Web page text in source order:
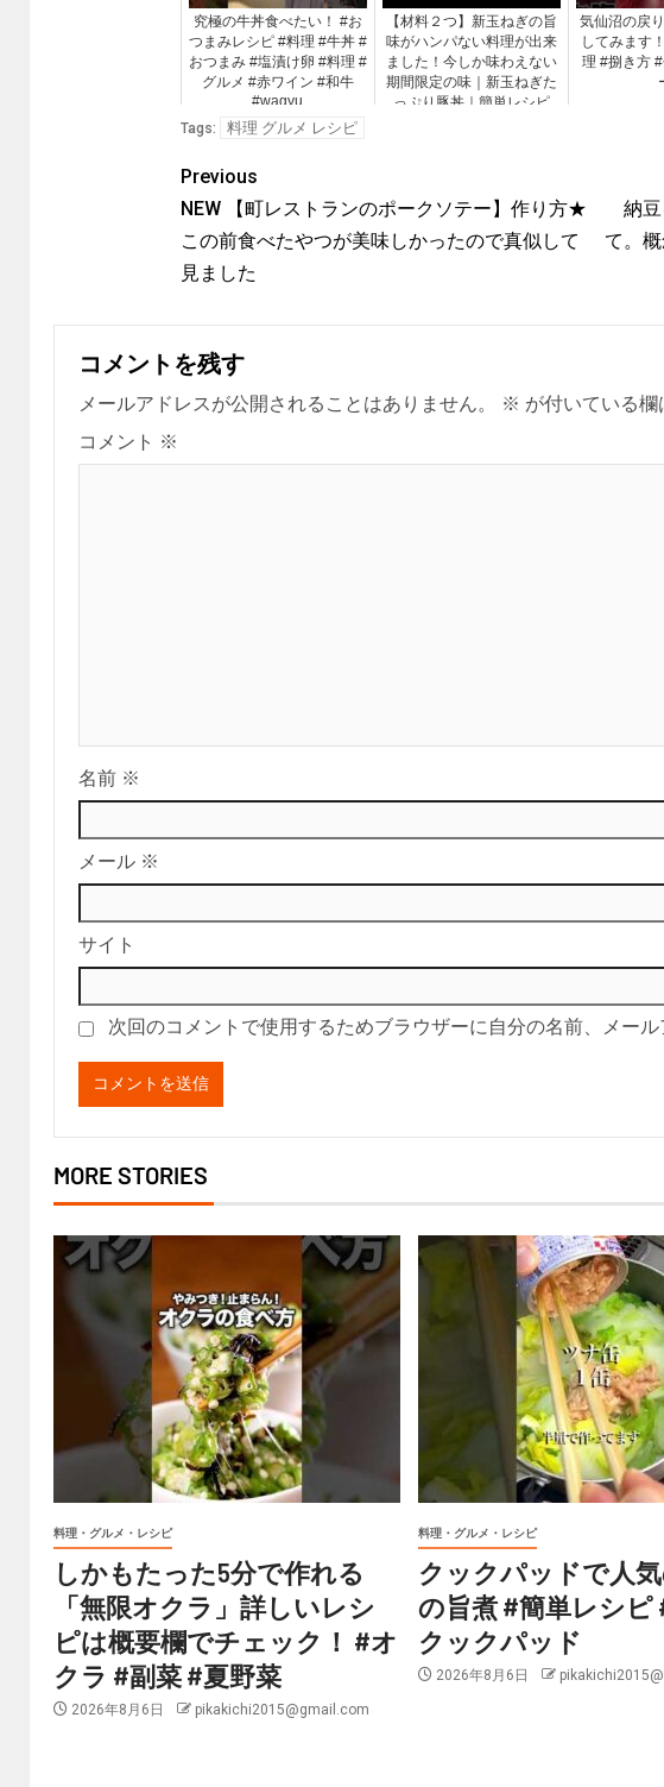
究極の牛丼食べたい！ #お
つまみレシピ #料理 #牛丼 #
おつまみ #塩漬け卵 #料理 #
グルメ #赤ワイン #和牛
#wagyu
【材料２つ】新玉ねぎの旨
味がハンパない料理が出来
ました！今しか味わえない
期間限定の味｜新玉ねぎた
っぷり豚丼｜簡単レシピ
気仙沼の戻
してみます
理 #捌き方
Tags: 料理 グルメ レシピ
Previous
NEW 【町レストランのポークソテー】作り方★
この前食べたやつが美味しかったので真似して
見ました
納
て。
コメントを残す
メールアドレスが公開されることはありません。 ※ が付いている
コメント ※
名前 ※
メール ※
サイト
次回のコメントで使用するためブラウザーに自分の名前、メール
MORE STORIES
料理・グルメ・レシピ
しかもたった5分で作れる
「無限オクラ」詳しいレシ
ピは概要欄でチェック！ #オ
クラ #副菜 #夏野菜
2026年8月6日 pikakichi2015@gmail.com
料理・グルメ・レシピ
クックパッドで人
の旨煮 #簡単レシピ
クックパッド
2026年8月6日